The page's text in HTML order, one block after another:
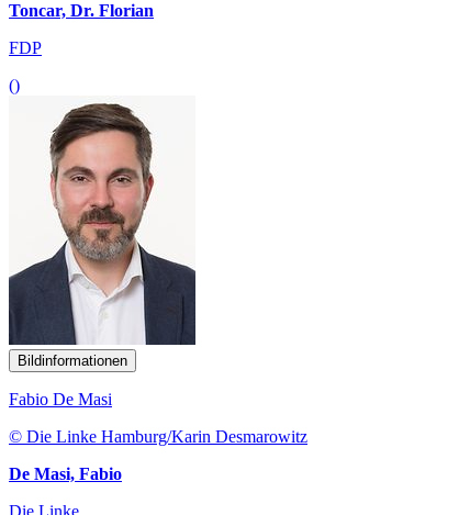
Toncar, Dr. Florian
FDP
()
Bildinformationen
Fabio De Masi
© Die Linke Hamburg/Karin Desmarowitz
De Masi, Fabio
Die Linke